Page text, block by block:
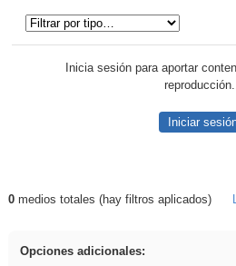
Inicia sesión para aportar
Iniciar
Resultados de: rezo
0medios totales (hay filtros aplicados)
Opciones adicionales: